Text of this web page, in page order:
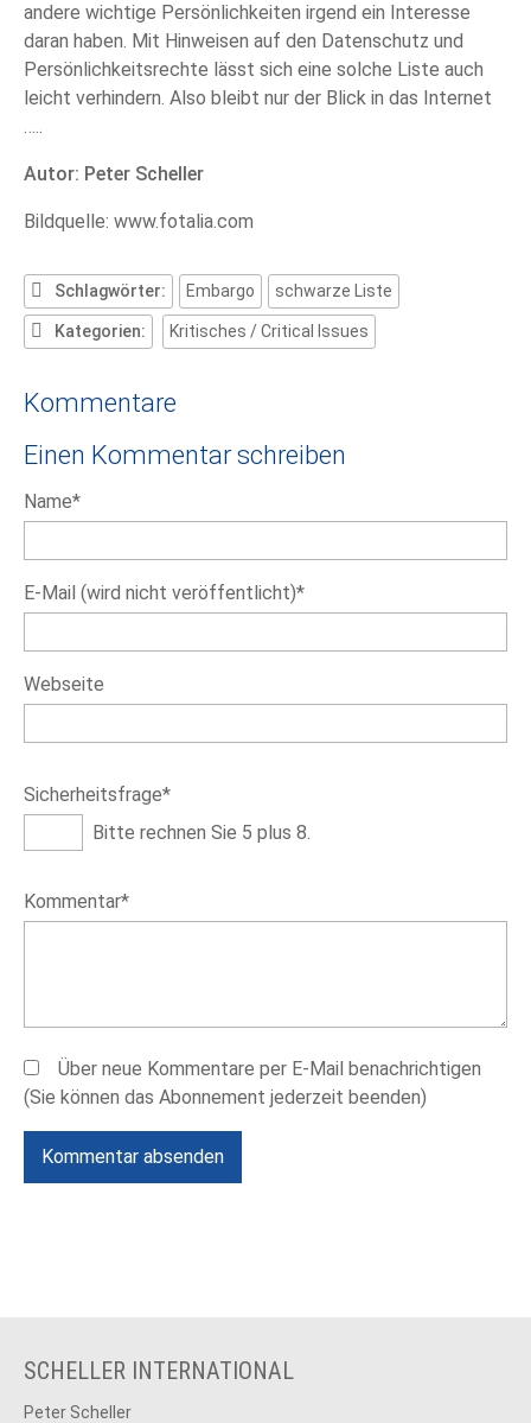
andere wichtige Persönlichkeiten irgend ein Interesse
daran haben. Mit Hinweisen auf den Datenschutz und
Persönlichkeitsrechte lässt sich eine solche Liste auch
leicht verhindern. Also bleibt nur der Blick in das Internet
…..
Autor: Peter Scheller
Bildquelle: www.fotalia.com
Schlagwörter: Embargo schwarze Liste
Kategorien: Kritisches / Critical Issues
Kommentare
Einen Kommentar schreiben
Pflichtfeld
Name*
Pflichtfeld
E-Mail (wird nicht veröffentlicht)*
Webseite
Pflichtfeld
Sicherheitsfrage*
Bitte rechnen Sie 5 plus 8.
Pflichtfeld
Kommentar*
Über neue Kommentare per E-Mail benachrichtigen
(Sie können das Abonnement jederzeit beenden)
Kommentar absenden
SCHELLER INTERNATIONAL
Peter Scheller